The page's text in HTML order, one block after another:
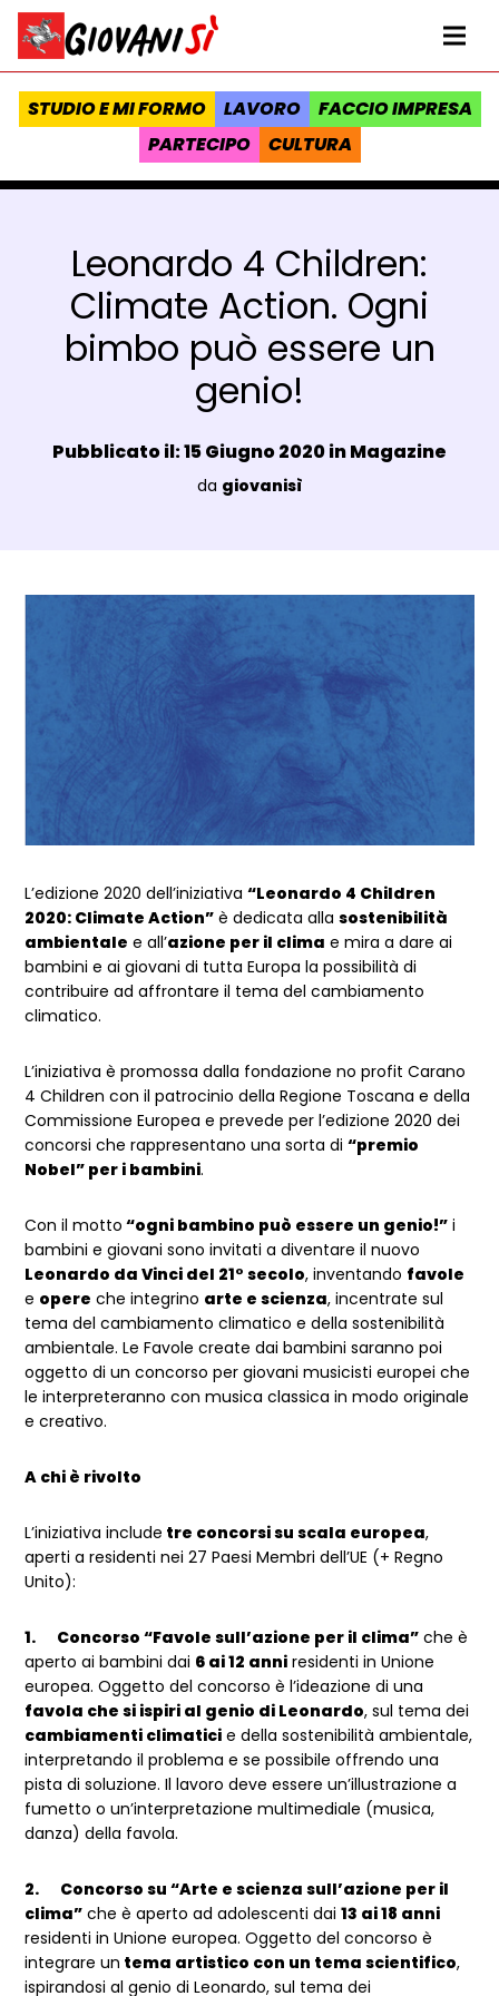
Vai al contenuto
Homepage Giovanisì - Progetto della Regione Toscana
STUDIO E MI FORMO LAVORO
FACCIO IMPRESA
PARTECIPO
CULTURA
Leonardo 4 Children:
Climate Action. Ogni
bimbo può essere un
genio!
Data e ora:
Pubblicato il: 15 Giugno 2020 inMagazine
Luogo:
da giovanisì
Dettagli Post Magazine
L’edizione 2020 dell’iniziativa“Leonardo 4 Children
2020: Climate Action” è dedicata allasostenibilità
ambientale e all’azione per il clima e mira a dare ai
bambini e ai giovani di tutta Europa la possibilità di
contribuire ad affrontare il tema del cambiamento
climatico.
L’iniziativa è promossa dalla fondazione no profit Carano
4 Children con il patrocinio della Regione Toscana e della
Commissione Europea e prevede per l’edizione 2020 dei
concorsi che rappresentano una sorta di“premio
Nobel” per i bambini.
Con il motto “ogni bambino può essere un genio!” i
bambini e giovani sono invitati a diventare il nuovo
Leonardo da Vinci del 21° secolo, inventando favole
e opere che integrino arte e scienza, incentrate sul
tema del cambiamento climatico e della sostenibilità
ambientale. Le Favole create dai bambini saranno poi
oggetto di un concorso per giovani musicisti europei che
le interpreteranno con musica classica in modo originale
e creativo.
A chi è rivolto
L’iniziativa include tre concorsi su scala europea,
aperti a residenti nei 27 Paesi Membri dell’UE (+ Regno
Unito):
1. Concorso “Favole sull’azione per il clima” che è
aperto ai bambini dai 6 ai 12 anni residenti in Unione
europea. Oggetto del concorso è l’ideazione di una
favola che si ispiri al genio di Leonardo, sul tema dei
cambiamenti climatici e della sostenibilità ambientale,
interpretando il problema e se possibile offrendo una
pista di soluzione. Il lavoro deve essere un’illustrazione a
fumetto o un’interpretazione multimediale (musica,
danza) della favola.
2.
Concorso su “Arte e scienza sull’azione per il
clima” che è aperto ad adolescenti dai13 ai 18 anni
residenti in Unione europea. Oggetto del concorso è
integrare un tema artistico con un tema scientifico,
ispirandosi al genio di Leonardo, sul tema dei